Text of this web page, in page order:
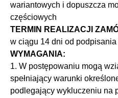
wariantowych i dopuszcza
częściowych
TERMIN REALIZACJI
w ciągu 14 dni od
WYMAGANIA:
1. W postępowaniu mogą
spełniający warunki
podlegający wykluczeniu na